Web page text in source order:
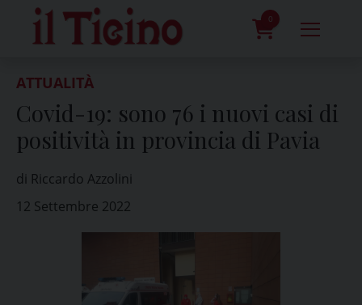
content
0
ATTUALITÀ
Covid-19: sono 76 i nuovi casi di
positività in provincia di Pavia
di Riccardo Azzolini
12 Settembre 2022